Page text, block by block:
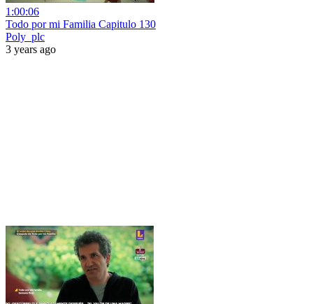
1:00:06
Todo por mi Familia Capitulo 130
Poly_plc
3 years ago